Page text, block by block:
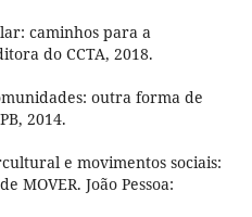
caminhos para a
do CCTA, 2018.
outra forma de
2014.
e movimentos sociais:
MOVER. João Pessoa: